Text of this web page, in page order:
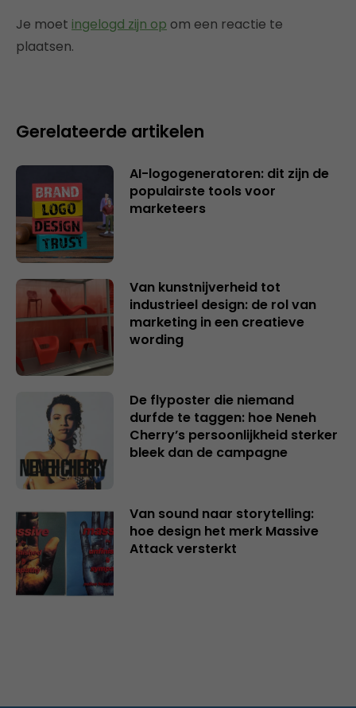
Je moet ingelogd zijn op om een reactie te
plaatsen.
Gerelateerde artikelen
AI-logogeneratoren: dit zijn de
populairste tools voor
marketeers
Van kunstnijverheid tot
industrieel design: de rol van
marketing in een creatieve
wording
De flyposter die niemand
durfde te taggen: hoe Neneh
Cherry’s persoonlijkheid sterker
bleek dan de campagne
Van sound naar storytelling:
hoe design het merk Massive
Attack versterkt